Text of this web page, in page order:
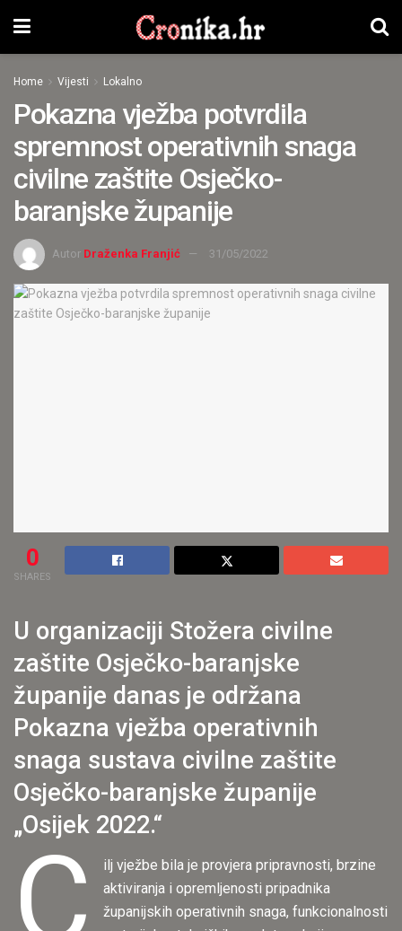
Home Vijesti Lokalno
Pokazna vježba potvrdila
spremnost operativnih snaga
civilne zaštite Osječko-
baranjske županije
Autor Draženka Franjić 31/05/2022
0
SHARES
U organizaciji Stožera civilne
zaštite Osječko-baranjske
županije danas je održana
Pokazna vježba operativnih
snaga sustava civilne zaštite
Osječko-baranjske županije
„Osijek 2022.“
C
ilj vježbe bila je provjera pripravnosti, brzine
aktiviranja i opremljenosti pripadnika
županijskih operativnih snaga, funkcionalnosti